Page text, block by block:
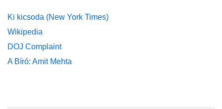
Ki kicsoda (New York Times)
Wikipedia
DOJ Complaint
A Bíró: Amit Mehta